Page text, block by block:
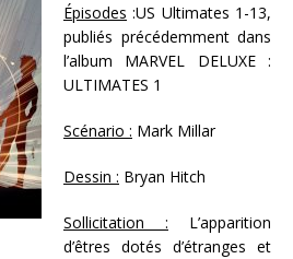
Épisodes :US Ultimates 1-13,
publiés précédemment dans
l’album MARVEL DELUXE :
ULTIMATES 1
Scénario : Mark Millar
Dessin : Bryan Hitch
Sollicitation : L’apparition
d’êtres dotés d’étranges et